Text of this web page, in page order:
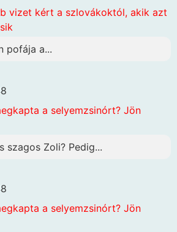
vizet kért a szlovákoktól, akik azt
pofája a...
a selyemzsinórt? Jön
szagos Zoli? Pedig...
a selyemzsinórt? Jön